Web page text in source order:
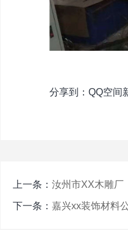
分享到： QQ空间
上一条： 汝州市XX木雕厂
下一条： 嘉兴xx装饰材料